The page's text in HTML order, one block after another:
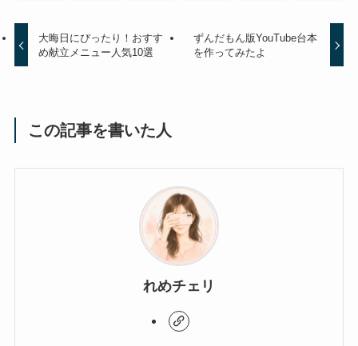
大晦日にぴったり！おすす
め献立メニュー人気10選
ずんだもん版YouTube台本
を作ってみたよ
この記事を書いた人
れめチェリ